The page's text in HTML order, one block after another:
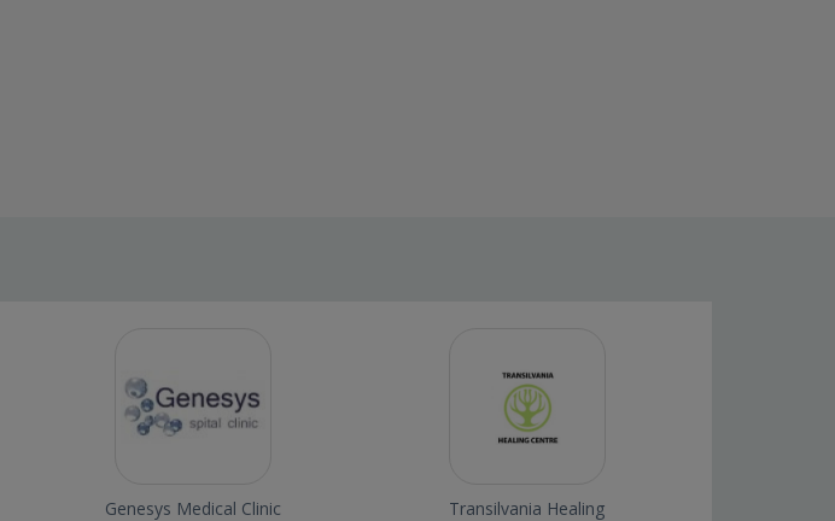
Genesys Medical Clinic Transilvania Healing